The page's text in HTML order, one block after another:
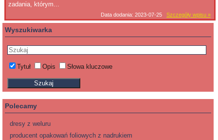
zadania, którym...
Data dodania: 2023-07-25 Szczegóły wpisu »
Wyszukiwarka
Tytuł Opis Słowa kluczowe
Polecamy
dresy z weluru
producent opakowań foliowych z nadrukiem